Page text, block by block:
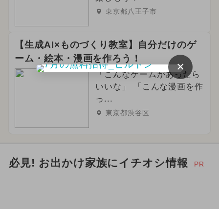
東京都八王子市
【生成AI×ものづくり教室】自分だけのゲ
ーム・絵本・漫画を作ろう！
「こんなゲームがあったら
いいな」 「こんな漫画を作
っ...
東京都渋谷区
必見! お出かけ家族にイチオシ情報 PR
×